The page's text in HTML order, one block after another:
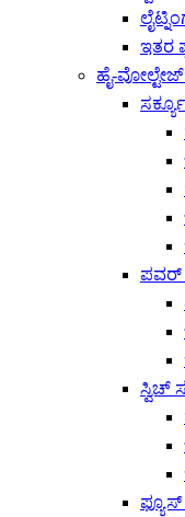
ಇತರ
ಹೈ-
ಪವರ್
ಸ್ವಿಚ್